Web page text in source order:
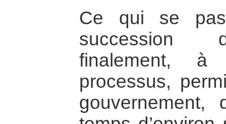
Ce qui se
succession
finalement,
processus,